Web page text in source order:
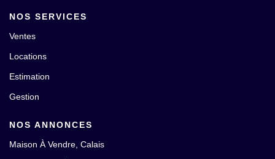
NOS SERVICES
Ventes
Locations
Estimation
Gestion
NOS ANNONCES
Maison À Vendre, Calais